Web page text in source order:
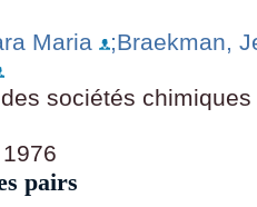
Maria
;Braekman,
sociétés
pairs